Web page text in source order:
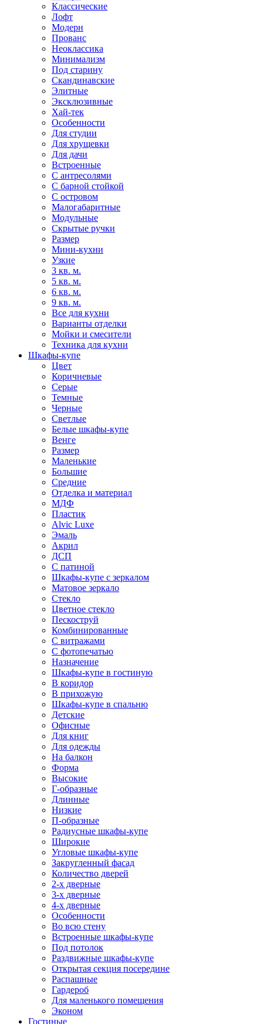
Классические
Лофт
Модерн
Прованс
Неоклассика
Минимализм
Под старину
Скандинавские
Элитные
Эксклюзивные
Хай-тек
Особенности
Для студии
Для хрущевки
Для дачи
Встроенные
С антресолями
С барной стойкой
С островом
Малогабаритные
Модульные
Скрытые ручки
Размер
Мини-кухни
Узкие
3 кв. м.
5 кв. м.
6 кв. м.
9 кв. м.
Все для кухни
Варианты отделки
Мойки и смесители
Техника для кухни
Шкафы-купе
Цвет
Коричневые
Серые
Темные
Черные
Светлые
Белые шкафы-купе
Венге
Размер
Маленькие
Большие
Средние
Отделка и материал
МДФ
Пластик
Alvic Luxe
Эмаль
Акрил
ДСП
С патиной
Шкафы-купе с зеркалом
Матовое зеркало
Стекло
Цветное стекло
Пескоструй
Комбинированные
С витражами
С фотопечатью
Назначение
Шкафы-купе в гостиную
В коридор
В прихожую
Шкафы-купе в спальню
Детские
Офисные
Для книг
Для одежды
На балкон
Форма
Высокие
Г-образные
Длинные
Низкие
П-образные
Радиусные шкафы-купе
Широкие
Угловые шкафы-купе
Закругленный фасад
Количество дверей
2-х дверные
3-х дверные
4-х дверные
Особенности
Во всю стену
Встроенные шкафы-купе
Под потолок
Раздвижные шкафы-купе
Открытая секция посередине
Распашные
Гардероб
Для маленького помещения
Эконом
Гостиные